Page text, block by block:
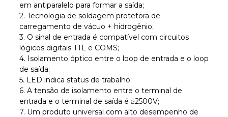
em antiparalelo para formar a saída;
2. Tecnologia de soldagem protetora de
carregamento de vácuo + hidrogênio;
3. O sinal de entrada é compatível com circuitos
lógicos digitais TTL e COMS;
4. Isolamento óptico entre o loop de entrada e o loop
de saída;
5. LED indica status de trabalho;
6. A tensão de isolamento entre o terminal de
entrada e o terminal de saída é ≥2500V;
7. Um produto universal com alto desempenho de